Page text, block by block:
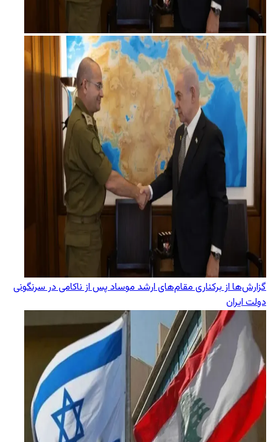
گزارش‌ها از برکناری مقام‌های ارشد موساد پس از ناکامی در سرنگونی
دولت ایران